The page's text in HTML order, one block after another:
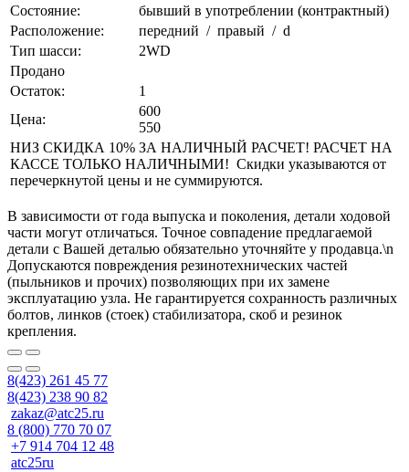
Состояние:
бывший в употреблении (контрактный)
Расположение:
передний / правый / d
Тип шасси:
2WD
Продано
Остаток:
1
Цена:
600
550
НИЗ СКИДКА 10% ЗА НАЛИЧНЫЙ РАСЧЕТ! РАСЧЕТ НА
КАССЕ ТОЛЬКО НАЛИЧНЫМИ! Скидки указываются от
перечеркнутой цены и не суммируются.
В зависимости от года выпуска и поколения, детали ходовой
части могут отличаться. Точное совпадение предлагаемой
детали с Вашей деталью обязательно уточняйте у продавца.\n
Допускаются повреждения резинотехнических частей
(пыльников и прочих) позволяющих при их замене
эксплуатацию узла. Не гарантируется сохранность различных
болтов, линков (стоек) стабилизатора, скоб и резинок
крепления.
8(423) 261 45 77
8(423) 238 90 82
zakaz@atc25.ru
8 (800) 770 70 07
+7 914 704 12 48
atc25ru